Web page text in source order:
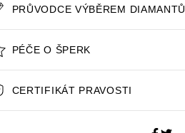
PRŮVODCE VÝBĚREM DIAMANTŮ
PÉČE O ŠPERK
CERTIFIKÁT PRAVOSTI